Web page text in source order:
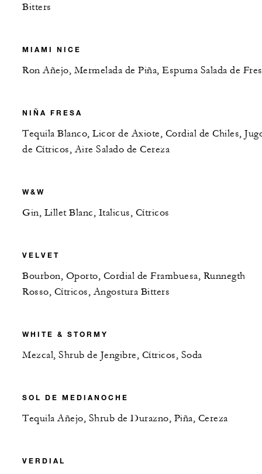
Bitters
MIAMI NICE
Ron Añejo, Mermelada de Piña, Espuma Salada de
NIÑA FRESA
Tequila Blanco, Licor de Axiote, Cordial de Chiles,
de Cítricos, Aire Salado de Cereza
W&W
Gin, Lillet Blanc, Italicus, Cítricos
VELVET
Bourbon, Oporto, Cordial de Frambuesa, Runnegth
Rosso, Cítricos, Angostura Bitters
WHITE & STORMY
Mezcal, Shrub de Jengibre, Cítricos, Soda
SOL DE MEDIANOCHE
Tequila Añejo, Shrub de Durazno, Piña, Cereza
VERDIAL